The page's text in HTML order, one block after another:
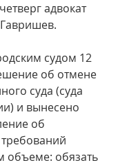
адвокат
судом 12
об отмене
суда (суда
и вынесено
об
объеме: обязать